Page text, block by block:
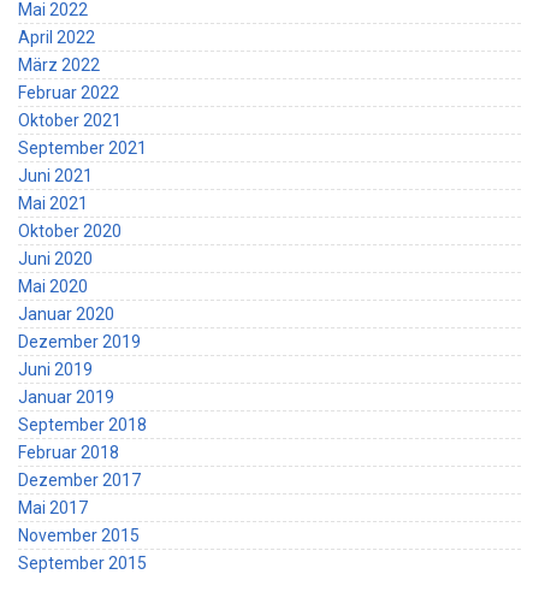
Mai 2022
April 2022
März 2022
Februar 2022
Oktober 2021
September 2021
Juni 2021
Mai 2021
Oktober 2020
Juni 2020
Mai 2020
Januar 2020
Dezember 2019
Juni 2019
Januar 2019
September 2018
Februar 2018
Dezember 2017
Mai 2017
November 2015
September 2015